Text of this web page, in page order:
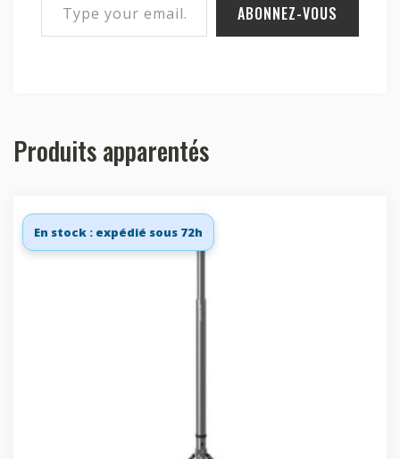
ABONNEZ-VOUS
Produits apparentés
En stock : expédié sous 72h